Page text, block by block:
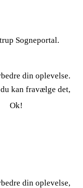
Sogneportal.
din oplevelse.
kan fravælge det,
Ok!
din oplevelse,